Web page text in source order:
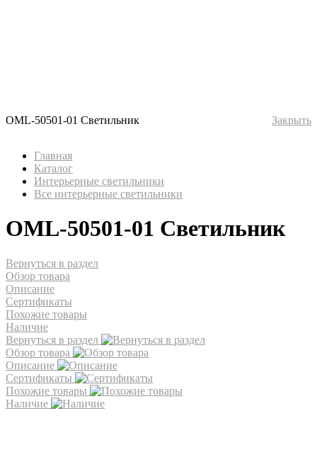
OML-50501-01 Светильник Закрыть
Главная
Каталог
Интерьерные светильники
Все интерьерные светильники
OML-50501-01 Светильник
Вернуться в раздел
Обзор товара
Описание
Сертификаты
Похожие товары
Наличие
Вернуться в раздел
Обзор товара
Описание
Сертификаты
Похожие товары
Наличие